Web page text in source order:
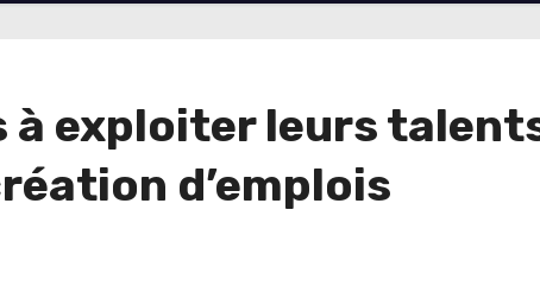
à exploiter leurs
d’emplois